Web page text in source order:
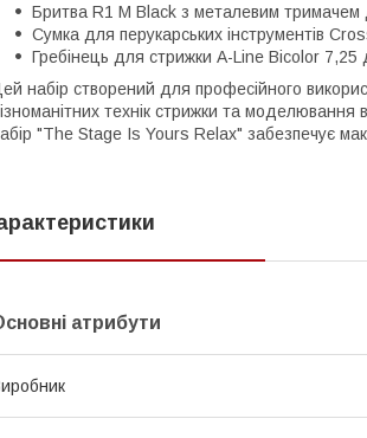
Бритва R1 M Black з металевим
Сумка для перукарських інструментів
Гребінець для стрижки A-Line Bicolor
набір створений для професійного
технік стрижки та моделювання
"The Stage Is Yours Relax" забезпечує
атрибути